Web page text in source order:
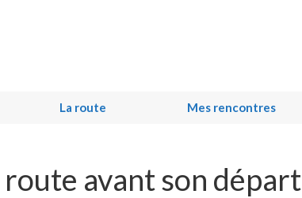
La route Mes rencontres
avant son départ